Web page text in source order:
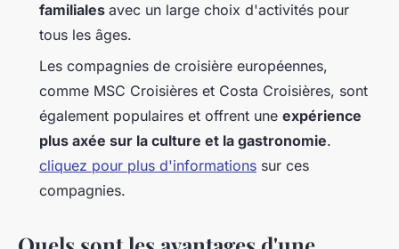
familiales avec un large choix d'activités pour
tous les âges.
Les compagnies de croisière européennes,
comme MSC Croisières et Costa Croisières, sont
également populaires et offrent une expérience
plus axée sur la culture et la gastronomie.
cliquez pour plus d'informations sur ces
compagnies.